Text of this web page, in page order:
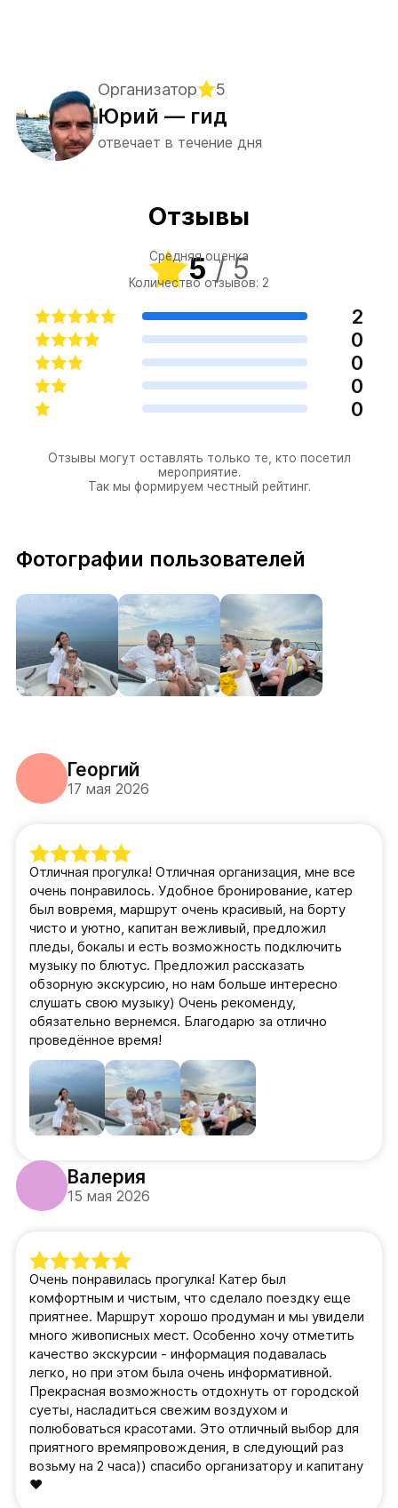
Организатор 5
Юрий — гид
отвечает в течение дня
Отзывы
Средняя оценка
5/ 5
Количество отзывов: 2
0
0
0
0
2
Отзывы могут оставлять только те, кто посетил
мероприятие.
Так мы формируем честный рейтинг.
Фотографии пользователей
Георгий
17 мая 2026
Отличная прогулка! Отличная организация, мне все
очень понравилось. Удобное бронирование, катер
был вовремя, маршрут очень красивый, на борту
чисто и уютно, капитан вежливый, предложил
пледы, бокалы и есть возможность подключить
музыку по блютус. Предложил рассказать
обзорную экскурсию, но нам больше интересно
слушать свою музыку) Очень рекоменду,
обязательно вернемся. Благодарю за отлично
проведённое время!
Валерия
15 мая 2026
Очень понравилась прогулка! Катер был
комфортным и чистым, что сделало поездку еще
приятнее. Маршрут хорошо продуман и мы увидели
много живописных мест. Особенно хочу отметить
качество экскурсии - информация подавалась
легко, но при этом была очень информативной.
Прекрасная возможность отдохнуть от городской
суеты, насладиться свежим воздухом и
полюбоваться красотами. Это отличный выбор для
приятного времяпровождения, в следующий раз
возьму на 2 часа)) спасибо организатору и капитану
❤️